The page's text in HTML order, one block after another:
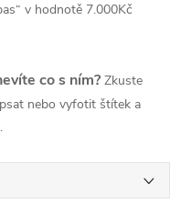
v hodnotě 7.000Kč
co s ním? Zkuste
nebo vyfotit štítek a